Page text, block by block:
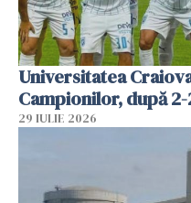
Universitatea
Campionilor, după
29 IULIE 2026